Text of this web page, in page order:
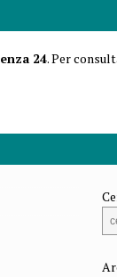
24. Per